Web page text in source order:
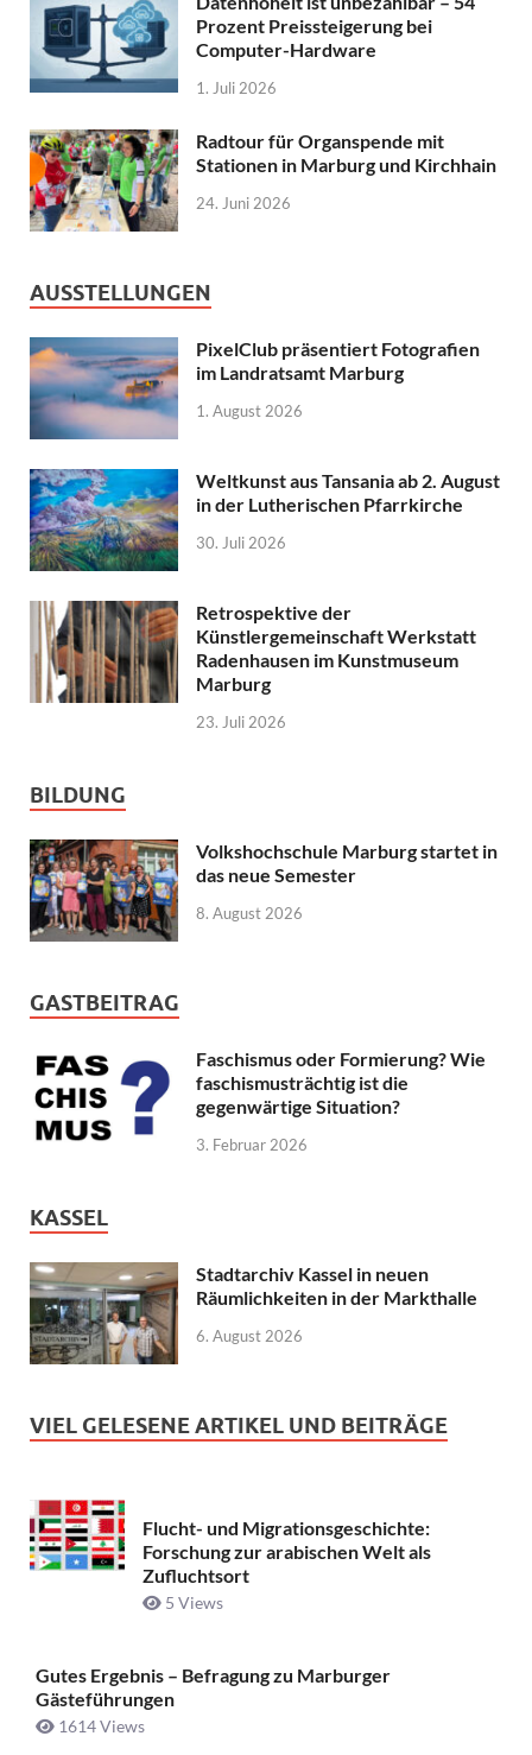
Prozent Preissteigerung bei
Computer-Hardware
1. Juli 2026
Radtour für Organspende mit
Stationen in Marburg und Kirchhain
24. Juni 2026
AUSSTELLUNGEN
PixelClub präsentiert Fotografien
im Landratsamt Marburg
1. August 2026
Weltkunst aus Tansania ab 2. August
in der Lutherischen Pfarrkirche
30. Juli 2026
Retrospektive der
Künstlergemeinschaft Werkstatt
Radenhausen im Kunstmuseum
Marburg
23. Juli 2026
BILDUNG
Volkshochschule Marburg startet in
das neue Semester
8. August 2026
GASTBEITRAG
Faschismus oder Formierung? Wie
faschismusträchtig ist die
gegenwärtige Situation?
3. Februar 2026
KASSEL
Stadtarchiv Kassel in neuen
Räumlichkeiten in der Markthalle
6. August 2026
VIEL GELESENE ARTIKEL UND BEITRÄGE
Flucht- und Migrationsgeschichte:
Forschung zur arabischen Welt als
Zufluchtsort
5 Views
Gutes Ergebnis – Befragung zu Marburger
Gästeführungen
1614 Views